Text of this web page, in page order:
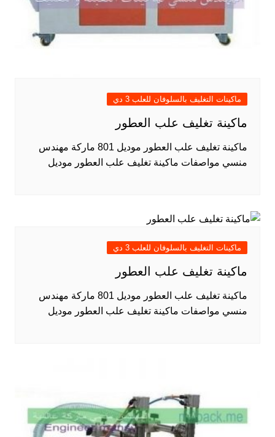
ماكينات التغليف بالسلوفان للعلب 3 دي
ماكينة تغليف علب العطور
ماكينة تغليف علب العطور موديل 801 ماركة مهندس
منسي مواصفات ماكينة تغليف علب العطور موديل
ماكينات التغليف بالسلوفان للعلب 3 دي
ماكينة تغليف علب العطور
ماكينة تغليف علب العطور موديل 801 ماركة مهندس
منسي مواصفات ماكينة تغليف علب العطور موديل